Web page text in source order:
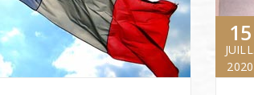
15
JUILL.
2020